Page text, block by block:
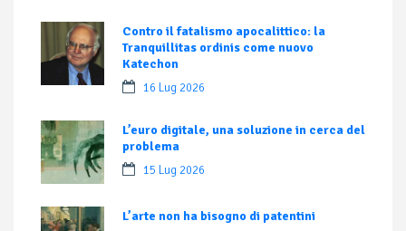
Contro il fatalismo apocalittico: la
Tranquillitas ordinis come nuovo
Katechon
16 Lug 2026
L’euro digitale, una soluzione in cerca del
problema
15 Lug 2026
L’arte non ha bisogno di patentini